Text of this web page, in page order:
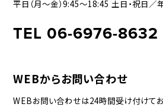
平日（月〜金）9:45〜18:45 土日・祝日／
TEL 06-6976-8632
WEBからお問い合わせ
WEBお問い合わせは24時間受け付けて